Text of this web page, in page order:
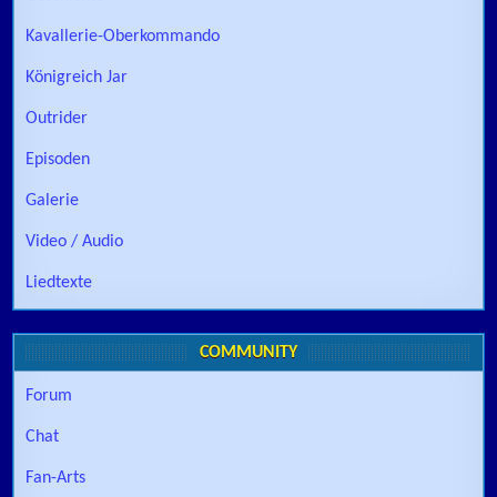
Kavallerie-Oberkommando
Königreich Jar
Outrider
Episoden
Galerie
Video / Audio
Liedtexte
COMMUNITY
Forum
Chat
Fan-Arts